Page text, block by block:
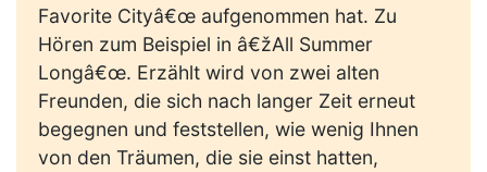
Favorite Cityâ€œ aufgenommen hat. Zu
Hören zum Beispiel in â€žAll Summer
Longâ€œ. Erzählt wird von zwei alten
Freunden, die sich nach langer Zeit erneut
begegnen und feststellen, wie wenig Ihnen
von den Träumen, die sie einst hatten,